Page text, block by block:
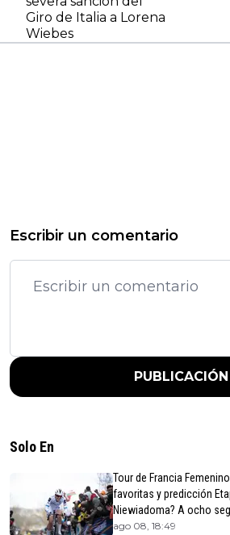
Giro de Italia a Lorena
Wiebes
Escribir un comentario
PUBLICACIÓN
Solo En
Tour de Francia
favoritas y predicción
Niewiadoma? A ocho
ago 08, 18:49